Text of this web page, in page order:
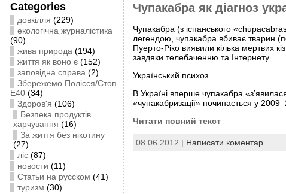
Categories
довкілля (229)
екологічна журналістика
(90)
жива природа (194)
життя як воно є(152)
заповідна справа (2)
Збережемо Полісся/Стоп
Е40(34)
Здоров'я (106)
Безпека продуктів
харчування (16)
За життя без нікотину
(27)
ліс(87)
новости (11)
Статьи на русском (41)
туризм (30)
Чупакабра як діагноз
Чупакабра (з іспанського
легендою, чупакабра вбиває тварин
Пуерто-Ріко виявили кілька мертвих
завдяки телебаченню та Інтернету.
Український психоз
В Україні вперше чупакабра
«чупакабризації» починається у
Читати повний текст
08.06.2012 | Написати коментар